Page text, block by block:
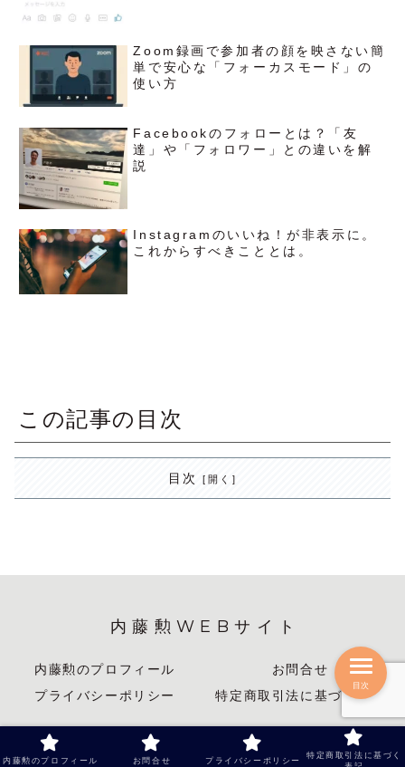
Zoom録画で参加者の顔を映さない簡
単で安心な「フォーカスモード」の
使い方
Facebookのフォローとは？「友
達」や「フォロワー」との違いを解
説
Instagramのいいね！が非表示に。
これからすべきこととは。
この記事の目次
目次
内藤勲WEBサイト
内藤勲のプロフィール
お問合せ
プライバシーポリシー
特定商取引法に基づく表記
© 2013 内藤勲WEBサイト.
内藤勲のプロフィール お問合せ プライバシーポリシー
特定商取引法に基づく
目次